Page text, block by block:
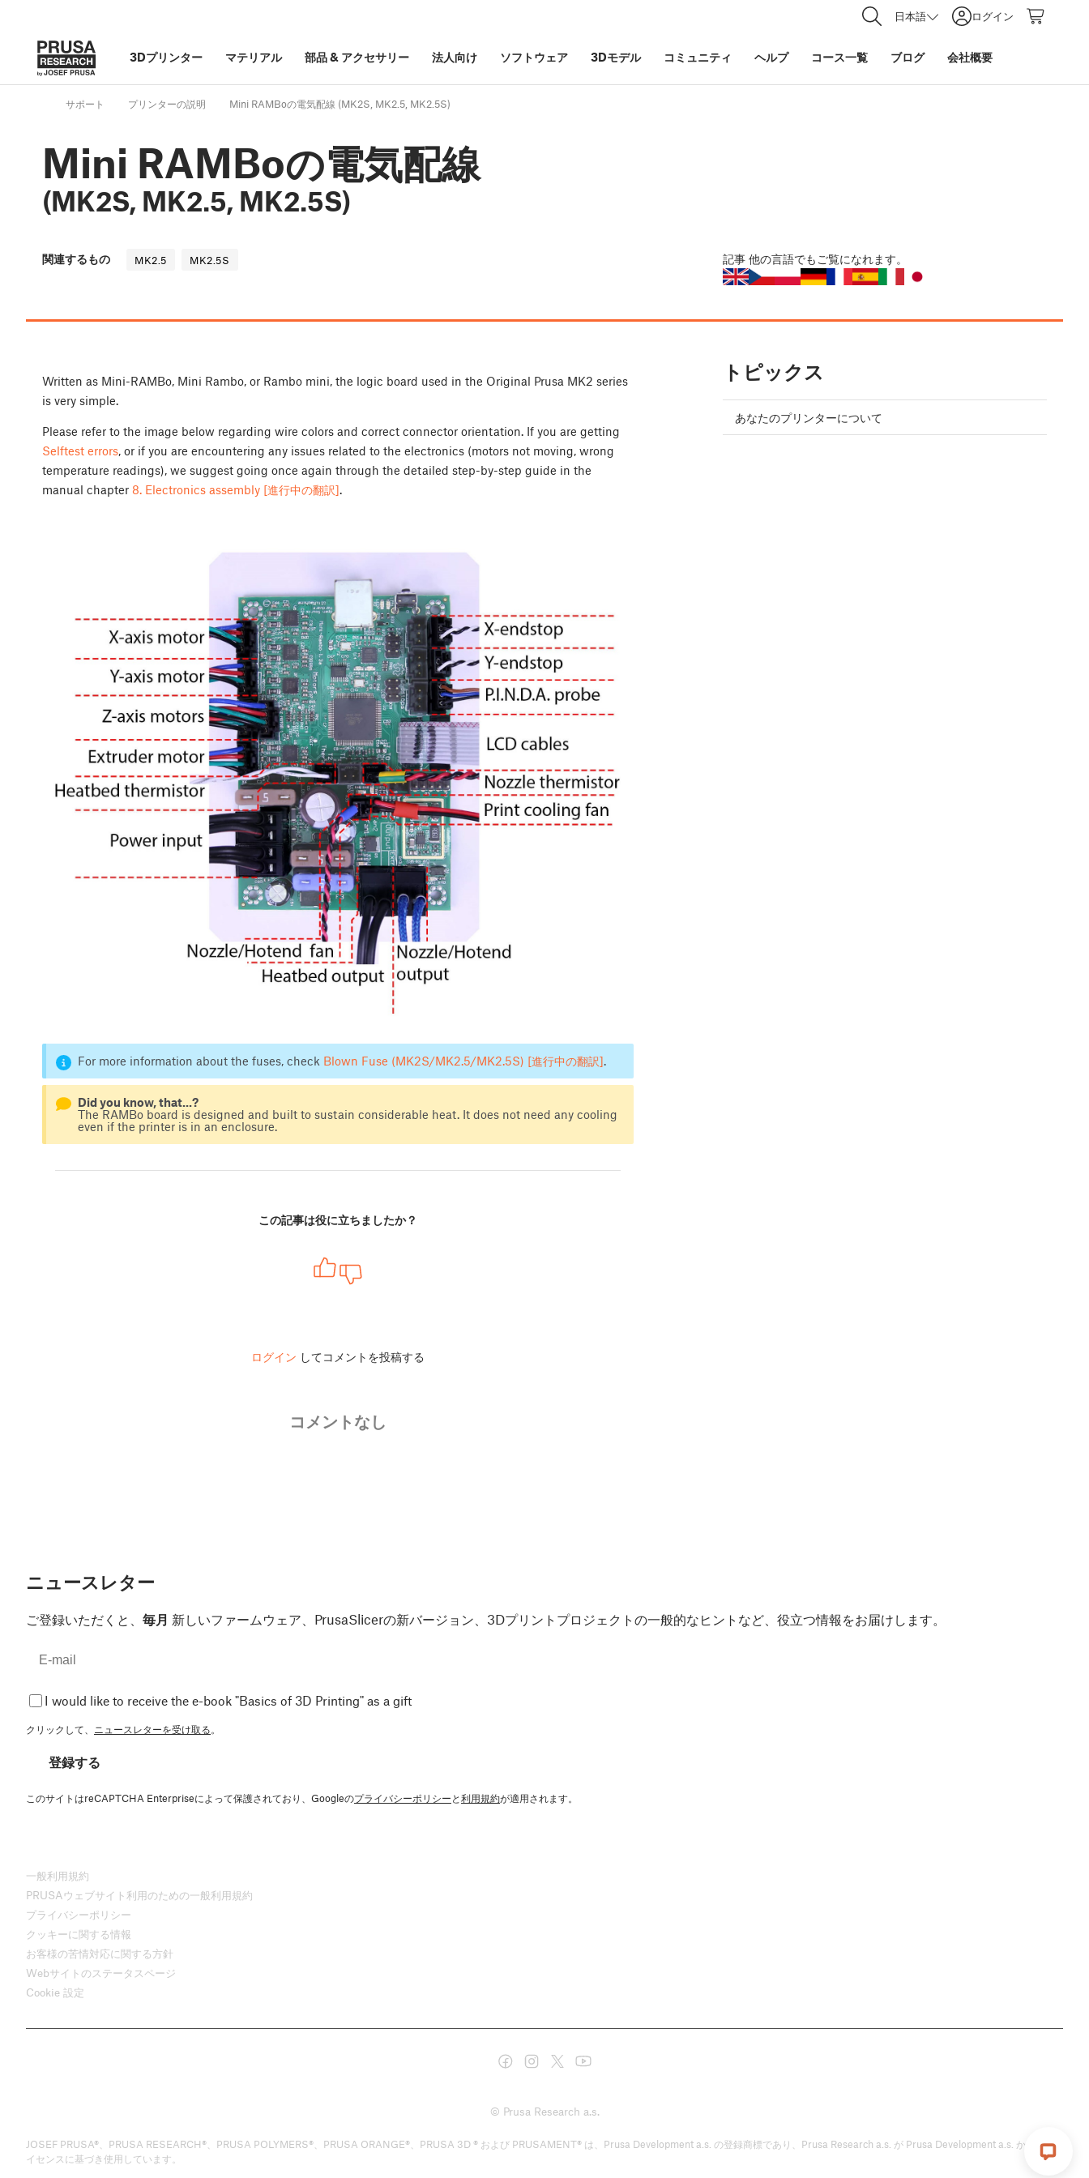
日本語 ログイン
3Dプリンター マテリアル 部品& アクセサリー 法人向け ソフトウェア 3Dモデル コミュニティ ヘルプ コース一覧 ブログ 会社概要
サポート プリンターの説明 Mini RAMBoの電気配線 (MK2S, MK2.5, MK2.5S)
Mini RAMBoの電気配線
(MK2S, MK2.5, MK2.5S)
関連するもの MK2.5 MK2.5S 記事 他の言語でもご覧になれます。
Written as Mini-RAMBo, Mini Rambo, or Rambo mini, the logic board used in the Original Prusa MK2 series
is very simple.
Please refer to the image below regarding wire colors and correct connector orientation. If you are getting
Selftest errors, or if you are encountering any issues related to the electronics (motors not moving, wrong
temperature readings), we suggest going once again through the detailed step-by-step guide in the
manual chapter 8. Electronics assembly [進行中の翻訳].
For more information about the fuses, check Blown Fuse (MK2S/MK2.5/MK2.5S) [進行中の翻訳].
Did you know, that...?
The RAMBo board is designed and built to sustain considerable heat. It does not need any cooling
even if the printer is in an enclosure.
この記事は役に立ちましたか？
ログイン してコメントを投稿する
コメントなし
トピックス
あなたのプリンターについて
ニュースレター
ご登録いただくと、 毎月 新しいファームウェア、PrusaSlicerの新バージョン、3Dプリントプロジェクトの一般的なヒントなど、役立つ情報をお届けします。
I would like to receive the e-book "Basics of 3D Printing" as a gift
クリックして、 ニュースレターを受け取る。
登録する
このサイトはreCAPTCHA Enterpriseによって保護されており、Googleのプライバシーポリシーと利用規約が適用されます。
一般利用規約
PRUSAウェブサイト利用のための一般利用規約
プライバシーポリシー
クッキーに関する情報
お客様の苦情対応に関する方針
Webサイトのステータスページ
Cookie 設定
© Prusa Research a.s.
JOSEF PRUSA®、PRUSA RESEARCH®、PRUSA POLYMERS®、PRUSA ORANGE®、PRUSA 3D ® および PRUSAMENT® は、Prusa Development a.s. の登録商標であり、Prusa Research a.s. が Prusa Development a.s. からのラ
イセンスに基づき使用しています。